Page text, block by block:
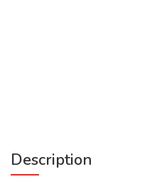
Description